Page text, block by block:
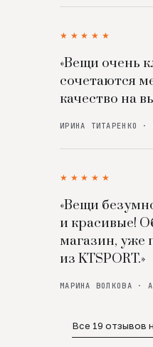
★★★★★
«Вещи очень
сочетаются
качество на
ИРИНА ТИТАРЕНКО ·
★★★★★
«Вещи
и красивые!
магазин, уже
из KTSPORT.»
МАРИНА ВОЛКОВА ·
Все 19 отзывов